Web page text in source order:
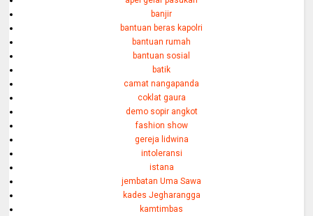
banjir
bantuan beras kapolri
bantuan rumah
bantuan sosial
batik
camat nangapanda
coklat gaura
demo sopir angkot
fashion show
gereja lidwina
intoleransi
istana
jembatan Uma Sawa
kades Jegharangga
kamtimbas